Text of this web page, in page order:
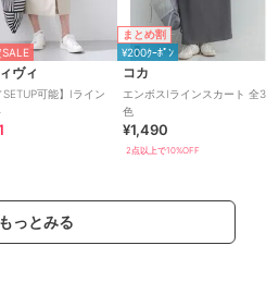
ヴィ
SETUP可能】Iライン
まとめ割
¥200ｸｰﾎﾟﾝ
コカ
エンボスIラインスカート 全3
色
¥1,490
2点以上で10%OFF
もっとみる